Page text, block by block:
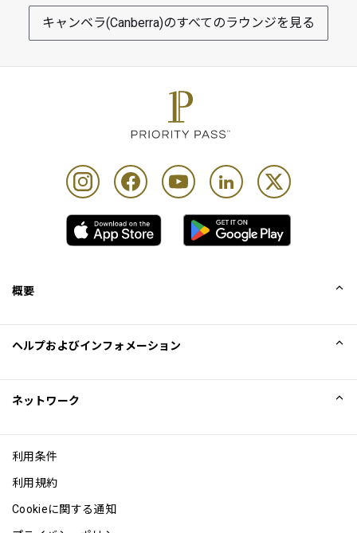
キャンベラ(Canberra)のすべてのラウンジを見る
概要
Excellence Awards
ブログ
ヘルプおよびインフォメーション
ネットワーク
利用条件
利用規約
Cookieに関する通知